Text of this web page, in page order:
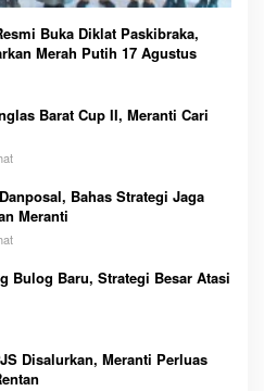
Buka Diklat Paskibraka,
Merah Putih 17 Agustus
Barat Cup II, Meranti Cari
Bahas Strategi Jaga
Meranti
Bulog Baru, Strategi Besar Atasi
Disalurkan, Meranti Perluas